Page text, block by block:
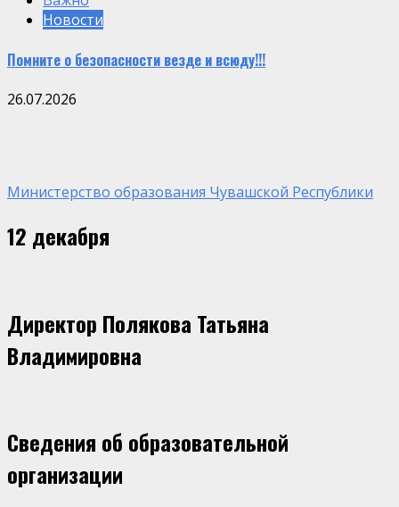
Новости
Помните о безопасности везде и всюду!!!
26.07.2026
Министерство образования Чувашской Республики
12 декабря
Директор Полякова Татьяна
Владимировна
Сведения об образовательной
организации